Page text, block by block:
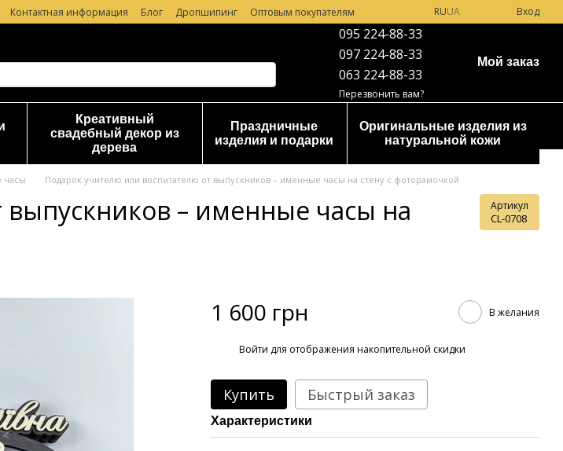
Контактная информация Блог Дропшипинг
Оптовым покупателям
RUUA Вход
095 224-88-33
097 224-88-33
063 224-88-33
Перезвонить вам?
Мой заказ
Креативный
свадебный декор из
дерева
Праздничные
изделия и подарки
Оригинальные изделия из
натуральной кожи
часы Подарок учителю или воспитателю от выпускников – именные часы на стену с фоторамочкой
– именные часы на
Артикул
CL-0708
1 600 грн В желания
Войти для отображения накопительной скидки
Купить Быстрый заказ
Характеристики